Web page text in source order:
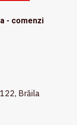
- comenzi
Brăila